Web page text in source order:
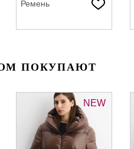
Ремень
ПОКУПАЮТ
NEW